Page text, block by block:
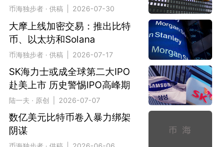
锁
币海独步者 · 供稿 | 2026-07-30
大摩上线加密交易：推出比特
币、以太坊和Solana
币海独步者 · 供稿 | 2026-07-17
SK海力士或成全球第二大IPO
赴美上市 历史警惕IPO高峰期
陆一夫 · 原创 | 2026-07-07
数亿美元比特币卷入暴力绑架
阴谋